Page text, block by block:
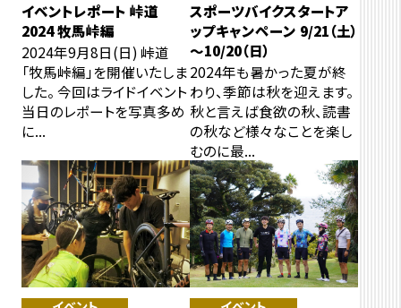
イベントレポート 峠道
2024 牧馬峠編
2024年9月8日(日) 峠道
「牧馬峠編」を開催いたしま
した。 今回はライドイベント
当日のレポートを写真多め
に...
スポーツバイクスタートア
ップキャンペーン 9/21（土）
～10/20（日）
2024年も暑かった夏が終
わり、季節は秋を迎えます。
秋と言えば食欲の秋、読書
の秋など様々なことを楽し
むのに最...